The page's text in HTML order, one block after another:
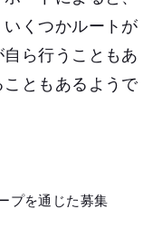
くつかルートが
ら行うこともあ
ともあるようで
プを通じた募集